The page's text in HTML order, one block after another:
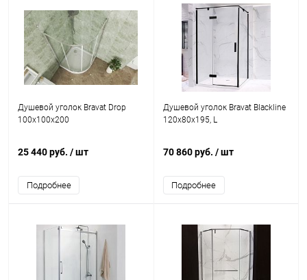
Душевой уголок Bravat Drop
100х100х200
25 440 руб. / шт
Подробнее
Душевой уголок Bravat Blackline
120х80х195, L
70 860 руб. / шт
Подробнее